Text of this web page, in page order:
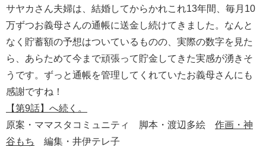
サヤカさん夫婦は、結婚してからかれこれ13年間、毎月10
万ずつお義母さんの通帳に送金し続けてきました。なんと
なく貯蓄額の予想はついているものの、実際の数字を見た
ら、あらためて今まで頑張って貯金してきた実感が湧きそ
うです。ずっと通帳を管理してくれていたお義母さんにも
感謝ですね！
【第9話】へ続く。
原案・ママスタコミュニティ 脚本・渡辺多絵 作画・神
谷もち
編集・井伊テレ子